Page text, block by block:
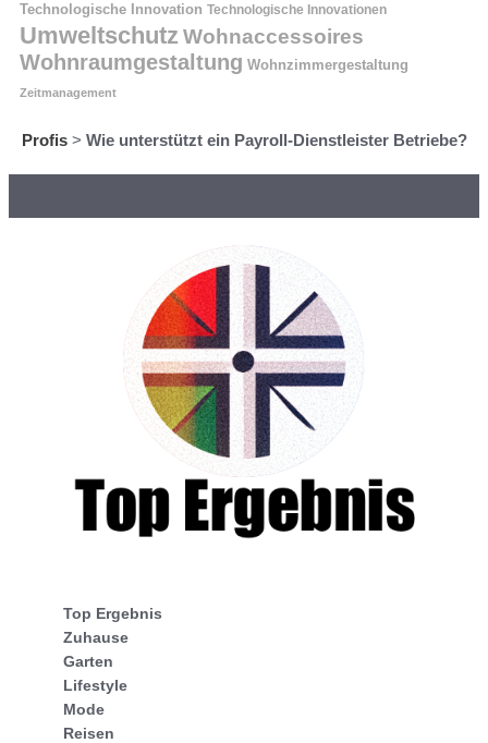
Technologische Innovation Technologische Innovationen
Umweltschutz Wohnaccessoires
Wohnraumgestaltung Wohnzimmergestaltung
Zeitmanagement
Profis> Wie unterstützt ein Payroll-Dienstleister Betriebe?
Top Ergebnis
Zuhause
Garten
Lifestyle
Mode
Reisen